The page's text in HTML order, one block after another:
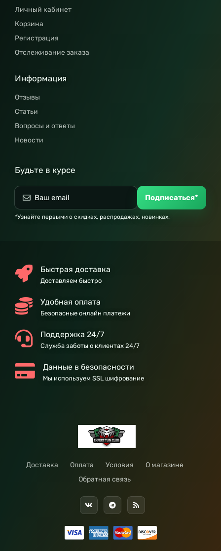
Личный кабинет
Корзина
Регистрация
Отслеживание заказа
Информация
Отзывы
Статьи
Вопросы и ответы
Новости
Будьте в курсе
Подписаться*
*Узнайте первыми о скидках, распродажах, новинках.
Быстрая доставка
Доставляем быстро
Удобная оплата
Безопасные онлайн платежи
Поддержка 24/7
Служба заботы о клиентах 24/7
Данные в безопасности
Мы используем SSL шифрование
Доставка Оплата Условия
О магазине
Обратная связь